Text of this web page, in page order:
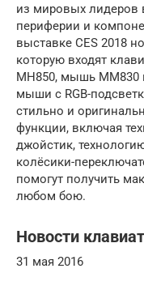
из мировых лидеров
периферии и
выставке CES 2018
которую входят
MH850, мышь MM830
мыши с RGB-
стильно и
функции, включая
джойстик,
колёсики-
помогут получить
любом бою.
Новости
31 мая 2016